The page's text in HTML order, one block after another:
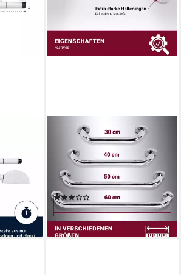
bei dir
Haltegriff Haltegriff für
Dusche & Badewanne in
verschiedenen Längen -
Edelstahl, belastbar bis 110
kg, 30 cm
ab 16,90 €
lieferbar - in 2-3 Werktagen bei dir